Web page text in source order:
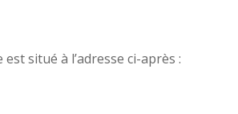
situé à l’adresse ci-après :